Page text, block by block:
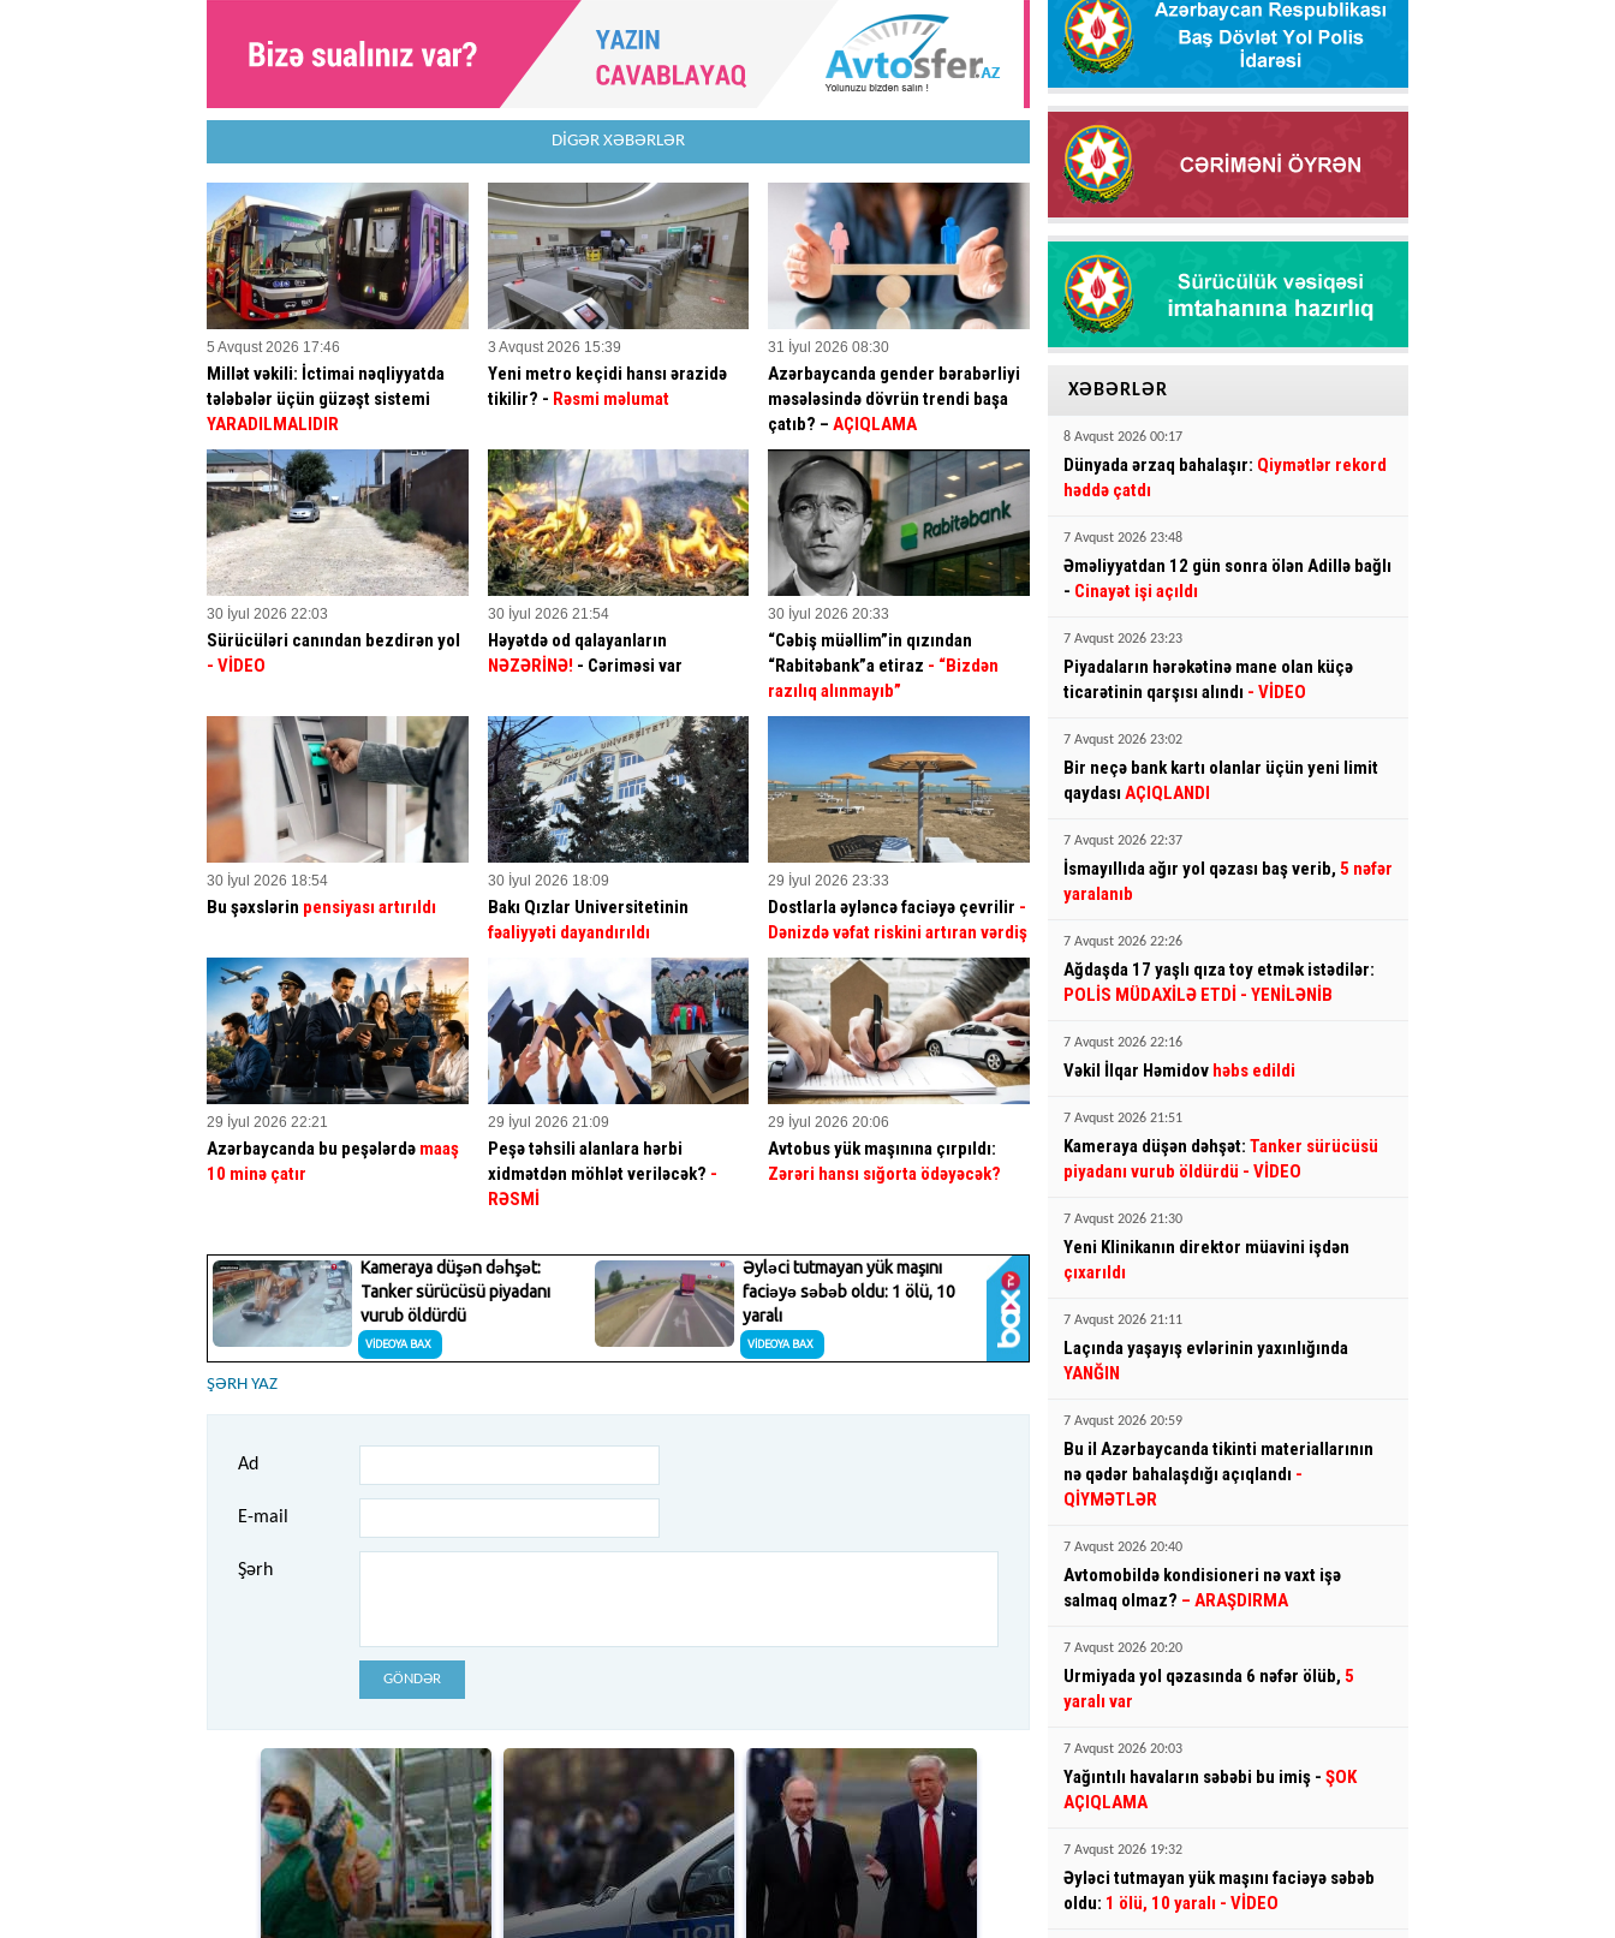
DİGƏR XƏBƏRLƏR
5 Avqust 2026 17:46
Millət vəkili: İctimai nəqliyyatda
tələbələr üçün güzəşt sistemi
YARADILMALIDIR
3 Avqust 2026 15:39
Yeni metro keçidi hansı ərazidə
tikilir? - Rəsmi məlumat
31 İyul 2026 08:30
Azərbaycanda gender bərabərliyi
məsələsində dövrün trendi başa
çatıb? –AÇIQLAMA
30 İyul 2026 22:03
Sürücüləri canından bezdirən yol
- VİDEO
30 İyul 2026 21:54
Həyətdə od qalayanların
NƏZƏRİNƏ! - Cəriməsi var
30 İyul 2026 20:33
“Cəbiş müəllim”in qızından
“Rabitəbank”a etiraz - “Bizdən
razılıq alınmayıb”
30 İyul 2026 18:54
Bu şəxslərin pensiyası artırıldı
30 İyul 2026 18:09
Bakı Qızlar Universitetinin
fəaliyyəti dayandırıldı
29 İyul 2026 23:33
Dostlarla əyləncə faciəyə çevrilir -
Dənizdə vəfat riskini artıran vərdiş
29 İyul 2026 22:21
Azərbaycanda bu peşələrdə maaş
10 minə çatır
29 İyul 2026 21:09
Peşə təhsili alanlara hərbi
xidmətdən möhlət veriləcək? -
RƏSMİ
29 İyul 2026 20:06
Avtobus yük maşınına çırpıldı:
Zərəri hansı sığorta ödəyəcək?
ŞƏRH YAZ
Ad
E-mail
Şərh
GÖNDƏR
XƏBƏRLƏR
8 Avqust 2026 00:17
Dünyada ərzaq bahalaşır: Qiymətlər rekord
həddə çatdı
7 Avqust 2026 23:48
Əməliyyatdan 12 gün sonra ölən Adillə bağlı
- Cinayət işi açıldı
7 Avqust 2026 23:23
Piyadaların hərəkətinə mane olan küçə
ticarətinin qarşısı alındı - VİDEO
7 Avqust 2026 23:02
Bir neçə bank kartı olanlar üçün yeni limit
qaydası AÇIQLANDI
7 Avqust 2026 22:37
İsmayıllıda ağır yol qəzası baş verib, 5 nəfər
yaralanıb
7 Avqust 2026 22:26
Ağdaşda 17 yaşlı qıza toy etmək istədilər:
POLİS MÜDAXİLƏ ETDİ - YENİLƏNİB
7 Avqust 2026 22:16
Vəkil İlqar Həmidov həbs edildi
7 Avqust 2026 21:51
Kameraya düşən dəhşət: Tanker sürücüsü
piyadanı vurub öldürdü - VİDEO
7 Avqust 2026 21:30
Yeni Klinikanın direktor müavini işdən
çıxarıldı
7 Avqust 2026 21:11
Laçında yaşayış evlərinin yaxınlığında
YANĞIN
7 Avqust 2026 20:59
Bu il Azərbaycanda tikinti materiallarının
nə qədər bahalaşdığı açıqlandı -
QİYMƏTLƏR
7 Avqust 2026 20:40
Avtomobildə kondisioneri nə vaxt işə
salmaq olmaz? – ARAŞDIRMA
7 Avqust 2026 20:20
Urmiyada yol qəzasında 6 nəfər ölüb, 5
yaralı var
7 Avqust 2026 20:03
Yağıntılı havaların səbəbi bu imiş - ŞOK
AÇIQLAMA
7 Avqust 2026 19:32
Əyləci tutmayan yük maşını faciəyə səbəb
oldu: 1 ölü, 10 yaralı - VİDEO